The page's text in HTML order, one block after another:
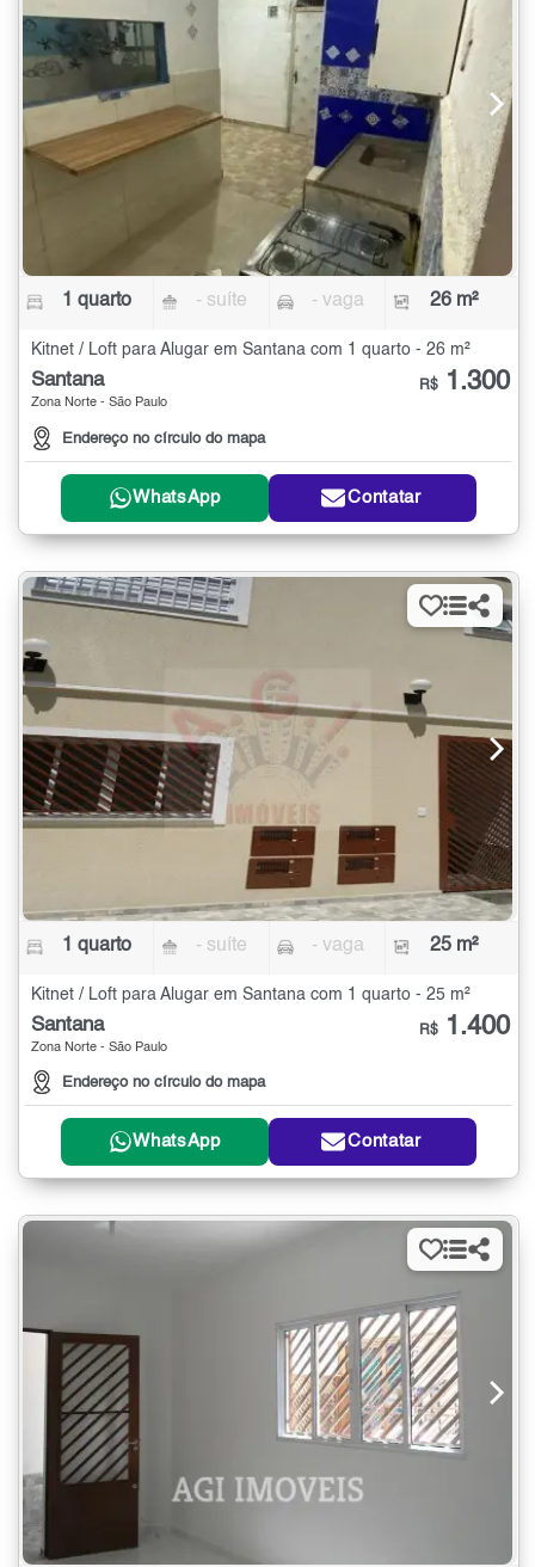
1 quarto - suíte - vaga 26 m²
Kitnet / Loft para Alugar em Santana com 1 quarto - 26 m²
Santana
Zona Norte - São Paulo
Endereço no círculo do mapa
R$ 1.300
WhatsApp Contatar
1 quarto - suíte - vaga 25 m²
Kitnet / Loft para Alugar em Santana com 1 quarto - 25 m²
Santana
Zona Norte - São Paulo
Endereço no círculo do mapa
R$ 1.400
WhatsApp Contatar